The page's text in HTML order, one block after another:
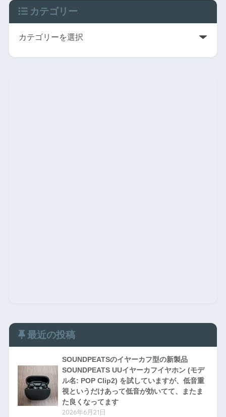
カテゴリー
最近の投稿
SOUNDPEATSのイヤーカフ型の新製品
SOUNDPEATS UUイヤーカフイヤホン (モデ
ル名: POP Clip2) を試していますが、低音重
視というだけあって低音が効いてて、またま
た良くなってます
2026年6月21日